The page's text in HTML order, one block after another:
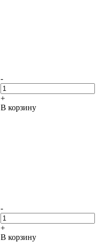
-
+
В корзину
-
+
В корзину